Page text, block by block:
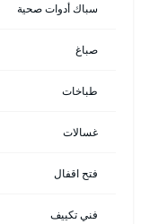
سباك أدوات صحية
صباغ
طباخات
غسالات
فتح اقفال
فني تكييف